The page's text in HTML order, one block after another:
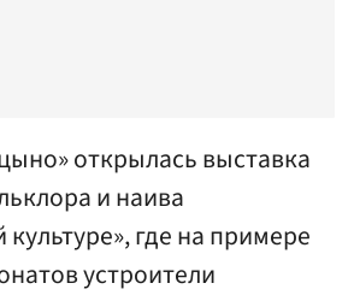
открылась выставка
и наива
где на примере
устроители